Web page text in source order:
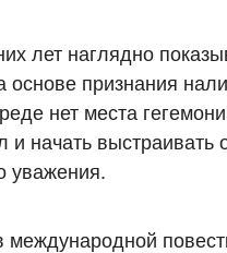
лет наглядно
основе признания
нет места
и начать
уважения.